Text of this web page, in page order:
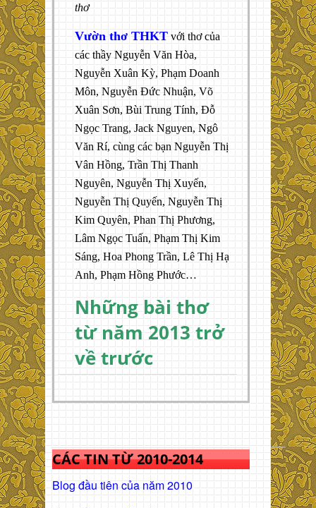
thơ
Vườn thơ THKT với thơ của
các thầy Nguyễn Văn Hòa,
Nguyễn Xuân Kỳ, Phạm Doanh
Môn, Nguyễn Đức Nhuận, Võ
Xuân Sơn, Bùi Trung Tính, Đỗ
Ngọc Trang, Jack Nguyen, Ngô
Văn Rí, cùng các bạn Nguyễn Thị
Vân Hồng, Trần Thị Thanh
Nguyên, Nguyễn Thị Xuyến,
Nguyễn Thị Quyến, Nguyễn Thị
Kim Quyên, Phan Thị Phương,
Lâm Ngọc Tuấn, Phạm Thị Kim
Sáng, Hoa Phong Trần, Lê Thị Hạ
Anh, Phạm Hồng Phước…
Những bài thơ
từ năm 2013 trở
về trước
CÁC TIN TỪ 2010-2014
Blog đầu tiên của năm 2010